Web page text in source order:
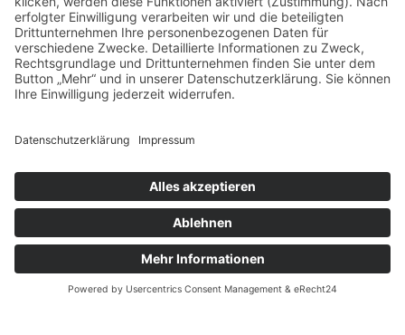
Gleichbehandlung grundsätzlich für alle Geschlechter. Die
verkürzte Sprachform hat lediglich redaktionelle Gründe und
impliziert keine Wertung.